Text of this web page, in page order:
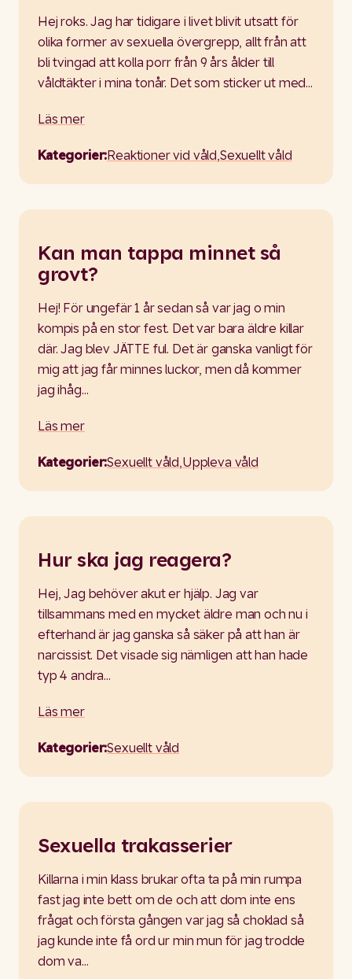
Hej roks. Jag har tidigare i livet blivit utsatt för
olika former av sexuella övergrepp, allt från att
bli tvingad att kolla porr från 9 års ålder till
våldtäkter i mina tonår. Det som sticker ut med…
Läs mer
Kategorier:Reaktioner vid våld,Sexuellt våld
Kan man tappa minnet så
grovt?
Hej! För ungefär 1 år sedan så var jag o min
kompis på en stor fest. Det var bara äldre killar
där. Jag blev JÄTTE ful. Det är ganska vanligt för
mig att jag får minnes luckor, men då kommer
jag ihåg…
Läs mer
Kategorier:Sexuellt våld,Uppleva våld
Hur ska jag reagera?
Hej, Jag behöver akut er hjälp. Jag var
tillsammans med en mycket äldre man och nu i
efterhand är jag ganska så säker på att han är
narcissist. Det visade sig nämligen att han hade
typ 4 andra…
Läs mer
Kategorier:Sexuellt våld
Sexuella trakasserier
Killarna i min klass brukar ofta ta på min rumpa
fast jag inte bett om de och att dom inte ens
frågat och första gången var jag så choklad så
jag kunde inte få ord ur min mun för jag trodde
dom va…